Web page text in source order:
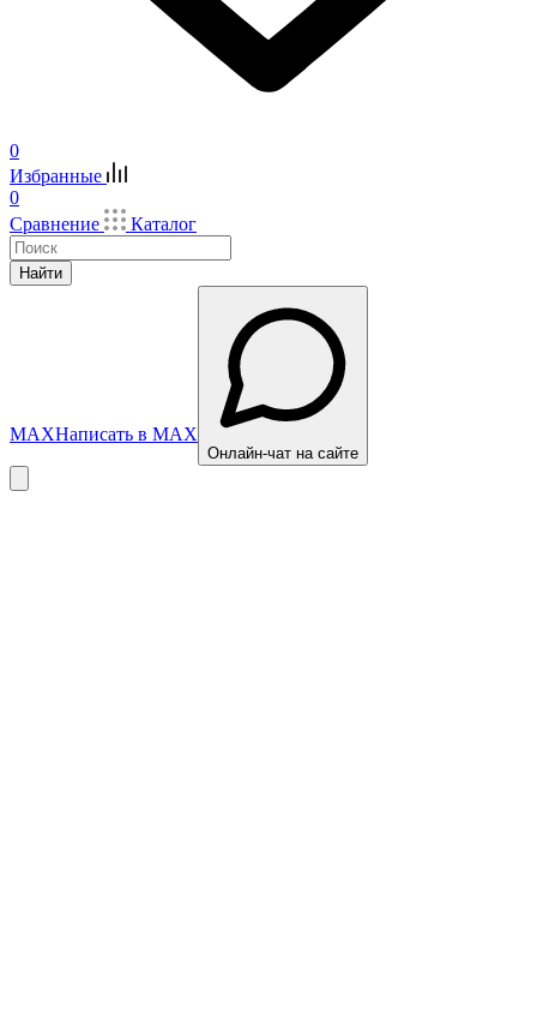
0
Избранные
0
Сравнение
Каталог
Найти
MAXНаписать в MAX
Онлайн-чат на сайте